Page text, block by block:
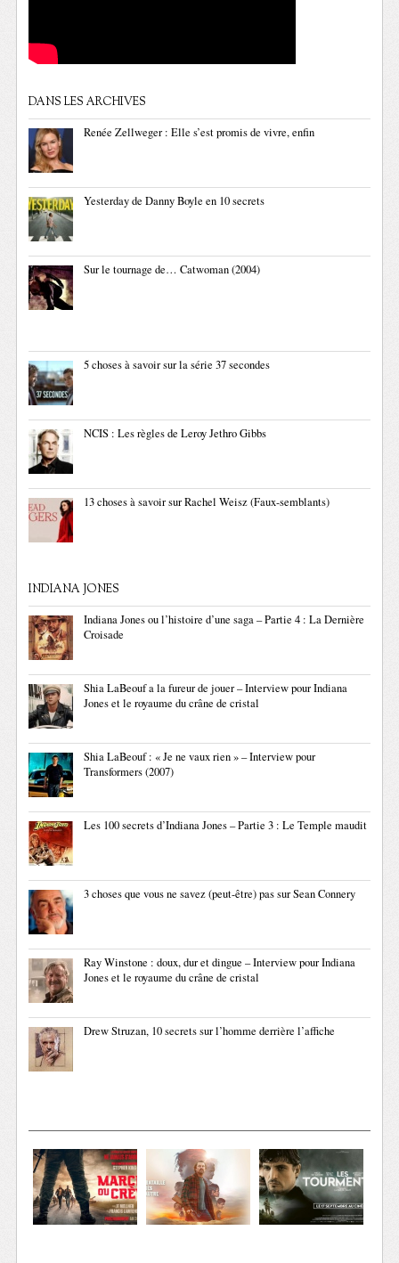
DANS LES ARCHIVES
Renée Zellweger : Elle s’est promis de vivre, enfin
Yesterday de Danny Boyle en 10 secrets
Sur le tournage de… Catwoman (2004)
5 choses à savoir sur la série 37 secondes
NCIS : Les règles de Leroy Jethro Gibbs
13 choses à savoir sur Rachel Weisz (Faux-semblants)
INDIANA JONES
Indiana Jones ou l’histoire d’une saga – Partie 4 : La Dernière
Croisade
Shia LaBeouf a la fureur de jouer – Interview pour Indiana
Jones et le royaume du crâne de cristal
Shia LaBeouf : « Je ne vaux rien » – Interview pour
Transformers (2007)
Les 100 secrets d’Indiana Jones – Partie 3 : Le Temple maudit
3 choses que vous ne savez (peut-être) pas sur Sean Connery
Ray Winstone : doux, dur et dingue – Interview pour Indiana
Jones et le royaume du crâne de cristal
Drew Struzan, 10 secrets sur l’homme derrière l’affiche